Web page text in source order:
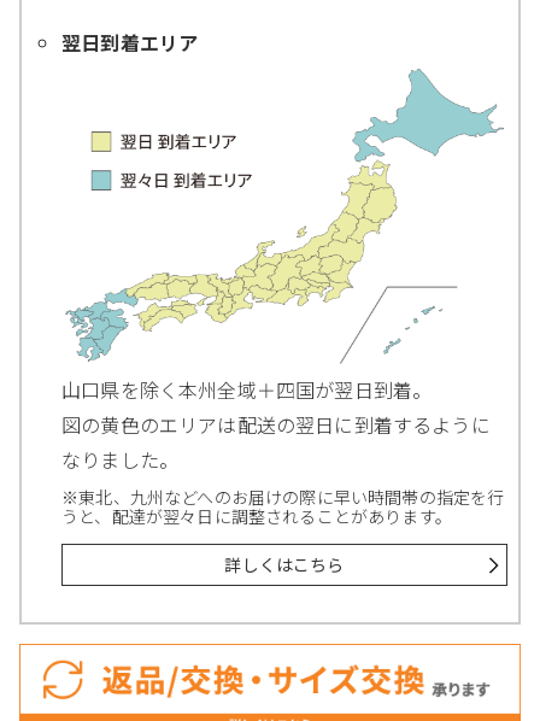
翌日到着エリア
山口県を除く本州全域＋四国が翌日到着。
図の黄色のエリアは配送の翌日に到着するように
なりました。
※東北、九州などへのお届けの際に早い時間帯の指定を行
うと、配達が翌々日に調整されることがあります。
詳しくはこちら